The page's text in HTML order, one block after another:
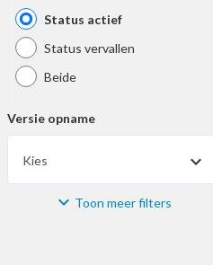
Status actief
Status vervallen
Beide
Versie opname
Kies
Materiaal Toon meer filters